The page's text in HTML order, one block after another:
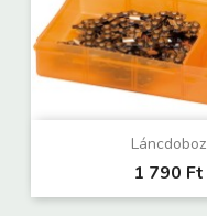
Láncdoboz
1 790 Ft